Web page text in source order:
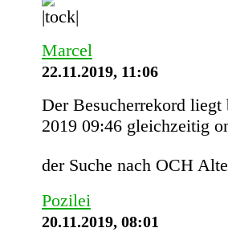
Marcel
22.11.2019, 11:06
Der Besucherrekord
2019 09:46 gleichzeitig
der Suche nach OCH
Pozilei
20.11.2019, 08:01